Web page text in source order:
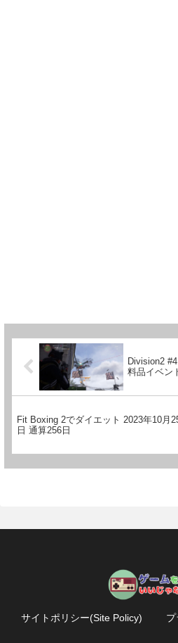
Division2
料品イベン
Fit Boxing 2でダイエット 2023年10月
日 通算256日
サイトポリシー(Site Policy)